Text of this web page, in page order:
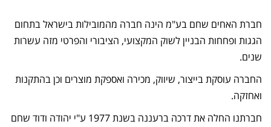
חברת האחים שחם בע"מ הינה חברה מהמובילות בישראל בתחום
הגגות ופחחות הבניין לשוק המקצועי, הציבורי והפרטי מזה עשרות
שנים.
החברה עוסקת בייצור, שיווק, מכירה ואספקת מוצרים וכן בהתקנות
ואחזקה.
חברתנו החלה את דרכה ברעננה בשנת 1977 ע"י יהודה ודוד שחם